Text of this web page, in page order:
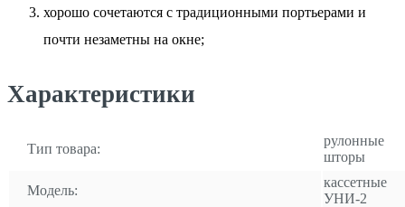
хорошо сочетаются с традиционными портьерами и
почти незаметны на окне;
Характеристики
Тип товара:
рулонные
шторы
Модель:
кассетные
УНИ-2